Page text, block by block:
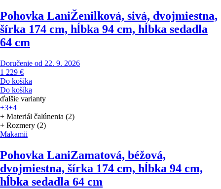
Pohovka LaniŽenilková, sivá, dvojmiestna,
šírka 174 cm, hĺbka 94 cm, hĺbka sedadla
64 cm
Doručenie od 22. 9. 2026
1 229 €
Do košíka
Do košíka
ďalšie varianty
+3+4
+ Materiál čalúnenia (2)
+ Rozmery (2)
Makamii
Pohovka LaniZamatová, béžová,
dvojmiestna, šírka 174 cm, hĺbka 94 cm,
hĺbka sedadla 64 cm